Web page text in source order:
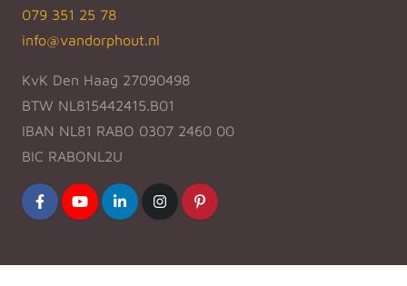
079 351 25 78
info@vandorphout.nl
KvK Den Haag 27090498
BTW NL815442415.B01
IBAN NL81 RABO 0307 2460 00
BIC RABONL2U